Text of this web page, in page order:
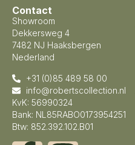
Contact
Showroom
Dekkersweg 4
7482 NJ Haaksbergen
Nederland
+31 (0)85 489 58 00
info@robertscollection.nl
KvK: 56990324
Bank: NL85RABO0173954251
Btw: 852.392.102.B01